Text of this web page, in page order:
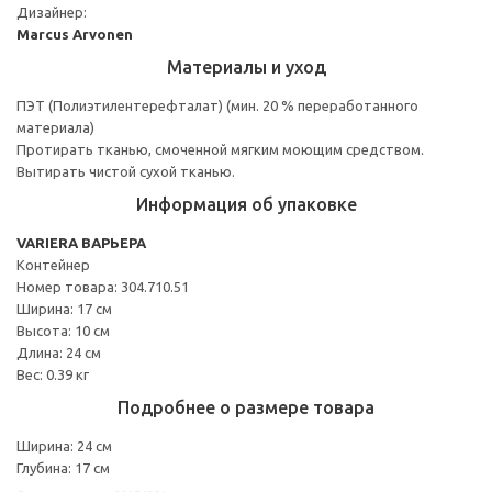
Дизайнер:
Marcus Arvonen
Материалы и уход
ПЭТ (Полиэтилентерефталат) (мин. 20 % переработанного
материала)
Протирать тканью, смоченной мягким моющим средством.
Вытирать чистой сухой тканью.
Информация об упаковке
VARIERA ВАРЬЕРА
Контейнер
Номер товара: 304.710.51
Ширина: 17 см
Высота: 10 см
Длина: 24 см
Вес: 0.39 кг
Подробнее о размере товара
Ширина: 24 см
Глубина: 17 см